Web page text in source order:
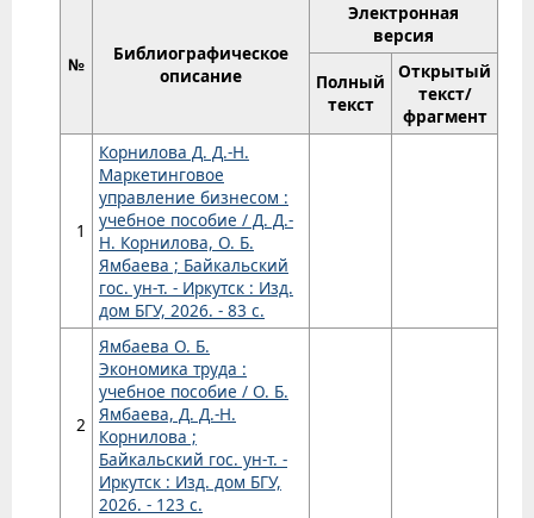
№
Библиографическое
описание
Электронная
версия
Полный
текст
Открытый
текст/
фрагмент
1
Корнилова Д. Д.-Н.
Маркетинговое
управление бизнесом :
учебное пособие / Д. Д.-
Н. Корнилова, О. Б.
Ямбаева ; Байкальский
гос. ун-т. - Иркутск : Изд.
дом БГУ, 2026. - 83 с.
2
Ямбаева О. Б.
Экономика труда :
учебное пособие / О. Б.
Ямбаева, Д. Д.-Н.
Корнилова ;
Байкальский гос. ун-т. -
Иркутск : Изд. дом БГУ,
2026. - 123 с.